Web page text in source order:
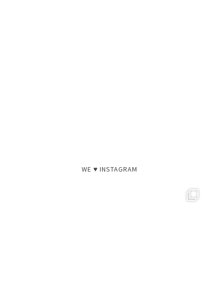
WE ♥ INSTAGRAM